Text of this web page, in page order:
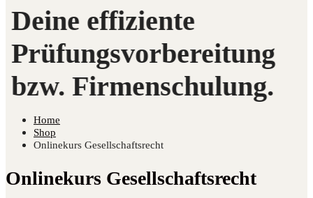
Home
Shop
Onlinekurs Gesellschaftsrecht
Onlinekurs Gesellschaftsrecht